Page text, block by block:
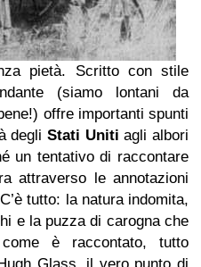
pietà. Scritto con stile
(siamo lontani da
offre importanti spunti
degli Stati Uniti agli albori
un tentativo di raccontare
attraverso le annotazioni
tutto: la natura indomita,
e la puzza di carogna che
è raccontato, tutto